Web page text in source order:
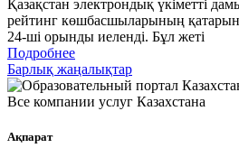
Қазақстан электрондық үкіметті
рейтинг көшбасшыларының
24-ші орынды иеленді. Бұл жеті
Подробнее
Барлық жаңалықтар
Все компании услуг Казахстана
Ақпарат